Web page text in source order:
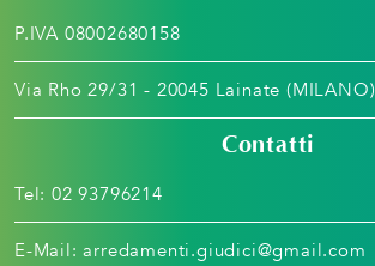
P.IVA 08002680158
Via Rho 29/31 - 20045 Lainate (MILANO)
Contatti
Tel: 02 93796214
E-Mail: arredamenti.giudici@gmail.com